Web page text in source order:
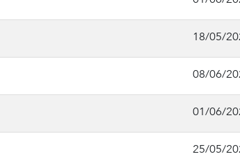
18/05/
08/06/
01/06/
25/05/